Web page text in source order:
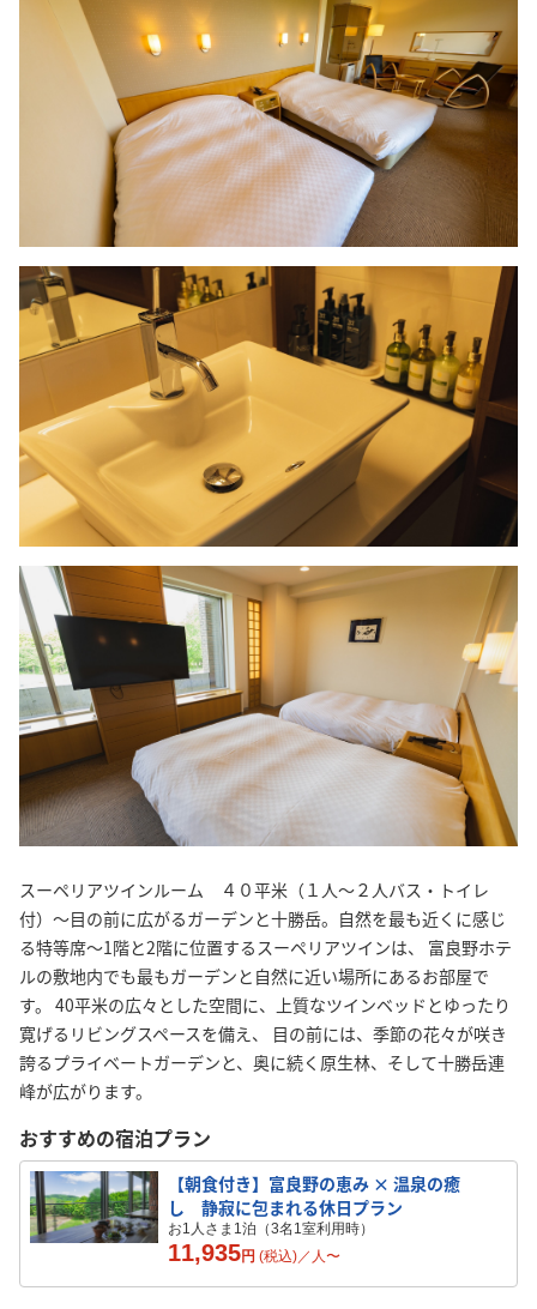
スーペリアツインルーム ４０平米（１人〜２人バス・トイレ
付）～目の前に広がるガーデンと十勝岳。自然を最も近くに感じ
る特等席～1階と2階に位置するスーペリアツインは、 富良野ホテ
ルの敷地内でも最もガーデンと自然に近い場所にあるお部屋で
す。 40平米の広々とした空間に、上質なツインベッドとゆったり
寛げるリビングスペースを備え、 目の前には、季節の花々が咲き
誇るプライベートガーデンと、奥に続く原生林、そして十勝岳連
峰が広がります。
おすすめの宿泊プラン
【朝食付き】富良野の恵み × 温泉の癒
し 静寂に包まれる休日プラン
お1人さま1泊（3名1室利用時）
11,935円 (税込)／ 人〜